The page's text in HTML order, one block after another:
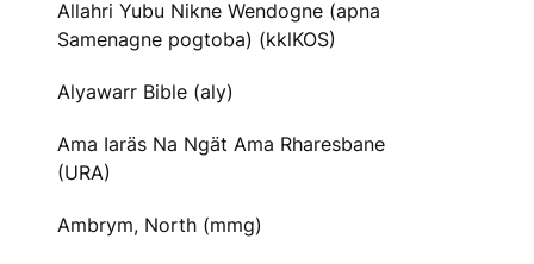
Allahri Yubu Nikne Wendogne (apna
Samenagne pogtoba) (kklKOS)
Alyawarr Bible (aly)
Ama Iaräs Na Ngät Ama Rharesbane
(URA)
Ambrym, North (mmg)